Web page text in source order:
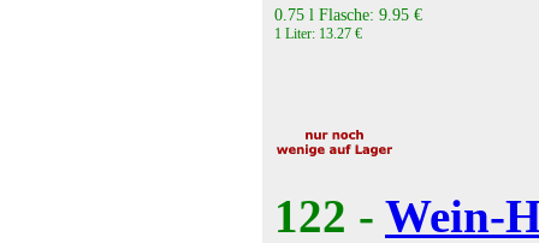
0.75 l Flasche: 9.95 €
1 Liter: 13.27 €
122 - Wein-